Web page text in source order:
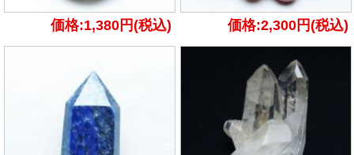
価格:1,380円(税込) 価格:2,300円(税込)